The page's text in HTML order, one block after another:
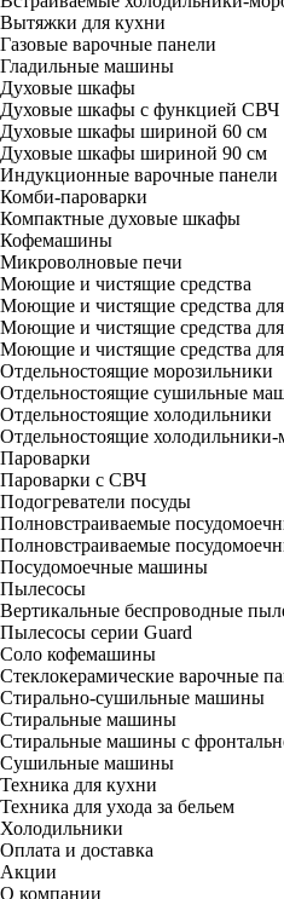
Вытяжки для кухни
Газовые варочные панели
Гладильные машины
Духовые шкафы
Духовые шкафы с функцией СВЧ
Духовые шкафы шириной 60 см
Духовые шкафы шириной 90 см
Индукционные варочные панели
Комби-пароварки
Компактные духовые шкафы
Кофемашины
Микроволновые печи
Моющие и чистящие средства
Моющие и чистящие средства
Моющие и чистящие средства
Моющие и чистящие средства
Отдельностоящие морозильники
Отдельностоящие сушильные
Отдельностоящие холодильники
Отдельностоящие холодильники-
Пароварки
Пароварки с СВЧ
Подогреватели посуды
Полновстраиваемые
Полновстраиваемые
Посудомоечные машины
Пылесосы
Вертикальные беспроводные
Пылесосы серии Guard
Соло кофемашины
Стеклокерамические варочные
Стирально-сушильные машины
Стиральные машины
Стиральные машины с
Сушильные машины
Техника для кухни
Техника для ухода за бельем
Холодильники
Оплата и доставка
Акции
О компании